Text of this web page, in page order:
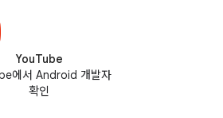
YouTube
에서 Android 개발자
확인